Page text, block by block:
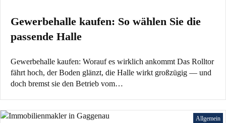
Gewerbehalle kaufen: So wählen Sie die
passende Halle
Gewerbehalle kaufen: Worauf es wirklich ankommt Das Rolltor
fährt hoch, der Boden glänzt, die Halle wirkt großzügig — und
doch bremst sie den Betrieb vom…
Allgemein